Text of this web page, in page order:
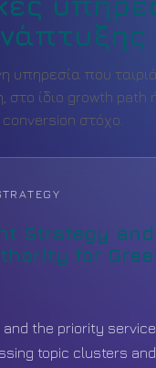
υπηρεσία που
στο ίδιο growth path
conversion στόχο.
Strategy and
for
the priority
topic clusters and